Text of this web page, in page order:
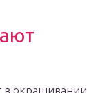
в окрашивании